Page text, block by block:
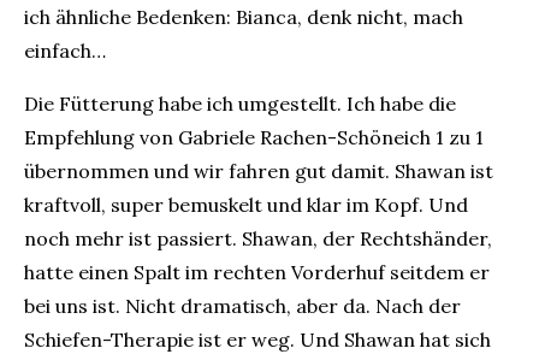
ich ähnliche Bedenken: Bianca, denk nicht, mach
einfach…
Die Fütterung habe ich umgestellt. Ich habe die
Empfehlung von Gabriele Rachen-Schöneich 1 zu 1
übernommen und wir fahren gut damit. Shawan ist
kraftvoll, super bemuskelt und klar im Kopf. Und
noch mehr ist passiert. Shawan, der Rechtshänder,
hatte einen Spalt im rechten Vorderhuf seitdem er
bei uns ist. Nicht dramatisch, aber da. Nach der
Schiefen-Therapie ist er weg. Und Shawan hat sich